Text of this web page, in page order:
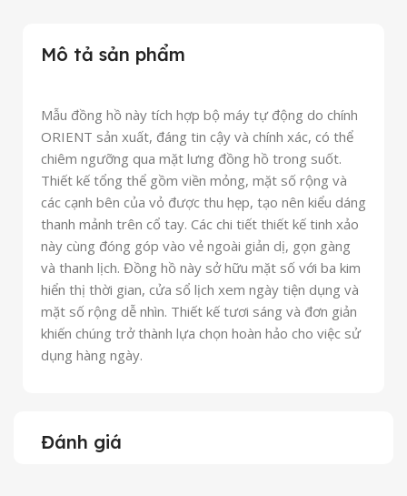
Mô tả sản phẩm
Mẫu đồng hồ này tích hợp bộ máy tự động do chính
ORIENT sản xuất, đáng tin cậy và chính xác, có thể
chiêm ngưỡng qua mặt lưng đồng hồ trong suốt.
Thiết kế tổng thể gồm viền mỏng, mặt số rộng và
các cạnh bên của vỏ được thu hẹp, tạo nên kiểu dáng
thanh mảnh trên cổ tay. Các chi tiết thiết kế tinh xảo
này cùng đóng góp vào vẻ ngoài giản dị, gọn gàng
và thanh lịch. Đồng hồ này sở hữu mặt số với ba kim
hiển thị thời gian, cửa sổ lịch xem ngày tiện dụng và
mặt số rộng dễ nhìn. Thiết kế tươi sáng và đơn giản
khiến chúng trở thành lựa chọn hoàn hảo cho việc sử
dụng hàng ngày.
Đánh giá